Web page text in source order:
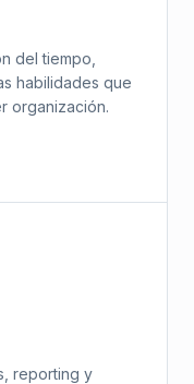
del tiempo,
habilidades que
organización.
reporting y